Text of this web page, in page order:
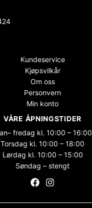
Kundeservice
Kjøpsvilkår
Om oss
Personvern
Min konto
VÅRE ÅPNINGSTIDER
fredag kl. 10:00 – 16:00
Torsdag kl. 10:00 – 18:00
Lørdag kl. 10:00 – 15:00
Søndag – stengt